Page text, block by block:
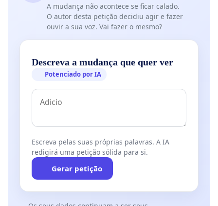
A mudança não acontece se ficar calado.
O autor desta petição decidiu agir e fazer
ouvir a sua voz. Vai fazer o mesmo?
Descreva a mudança que quer ver
Potenciado por IA
Escreva pelas suas próprias palavras. A IA
redigirá uma petição sólida para si.
Gerar petição